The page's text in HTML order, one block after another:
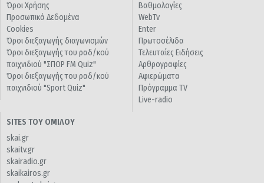
Όροι Χρήσης
Προσωπικά Δεδομένα
Cookies
Όροι διεξαγωγής διαγωνισμών
Όροι διεξαγωγής του ραδ/κού
παιχνιδιού "ΣΠΟΡ FM Quiz"
Όροι διεξαγωγής του ραδ/κού
παιχνιδιού "Sport Quiz"
Βαθμολογίες
WebTv
Enter
Πρωτοσέλιδα
Τελευταίες Ειδήσεις
Αρθρογραφίες
Αφιερώματα
Πρόγραμμα TV
Live-radio
SITES ΤΟΥ ΟΜΙΛΟΥ
skai.gr
skaitv.gr
skairadio.gr
skaikairos.gr